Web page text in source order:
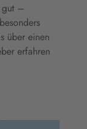
gut –
über einen
erfahren